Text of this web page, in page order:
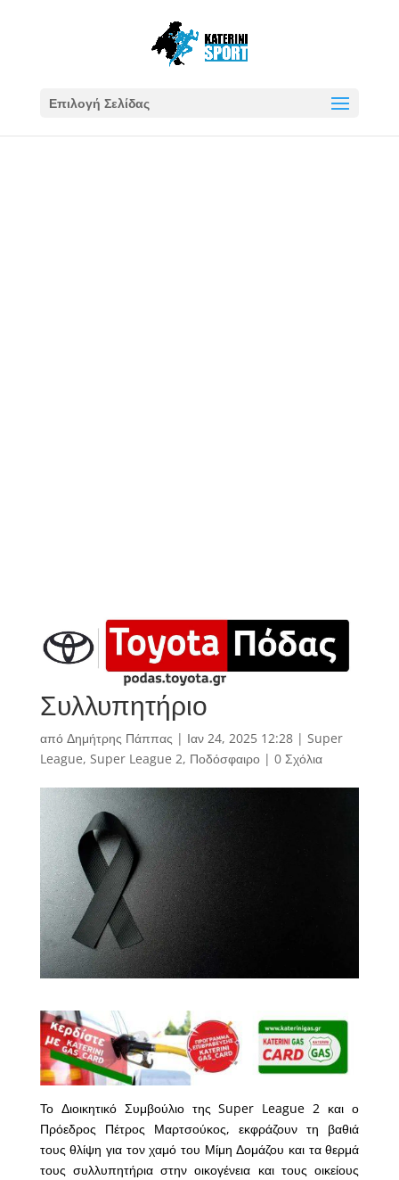
Επιλογή Σελίδας
Συλλυπητήριο
από Δημήτρης Πάππας | Ιαν 24, 2025 12:28| Super
League, Super League 2, Ποδόσφαιρο| 0 Σχόλια
Το Διοικητικό Συμβούλιο της Super League 2 και ο
Πρόεδρος Πέτρος Μαρτσούκος, εκφράζουν τη βαθιά
τους θλίψη για τον χαμό του Μίμη Δομάζου και τα θερμά
τους συλλυπητήρια στην οικογένεια και τους οικείους